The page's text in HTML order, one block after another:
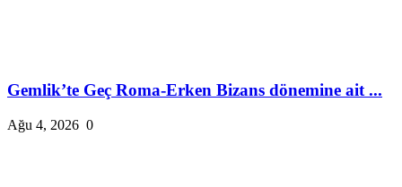
Gemlik’te Geç Roma-Erken Bizans dönemine ait ...
Ağu 4, 2026 0